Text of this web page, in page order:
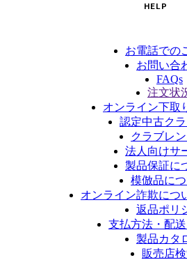
HELP
お電話での
お問い合
FAQs
注文状
オンライン下取
認定中古ク
クラブレ
法人向けサ
製品保証に
模倣品に
オンライン詐欺につ
返品ポリ
支払方法・配
製品カタ
販売店